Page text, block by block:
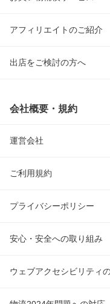
アフィリエイトのご紹介
出店をご検討の方へ
会社概要・規約
運営会社
ご利用規約
プライバシーポリシー
安心・安全への取り組み
ウェブアクセシビリティ